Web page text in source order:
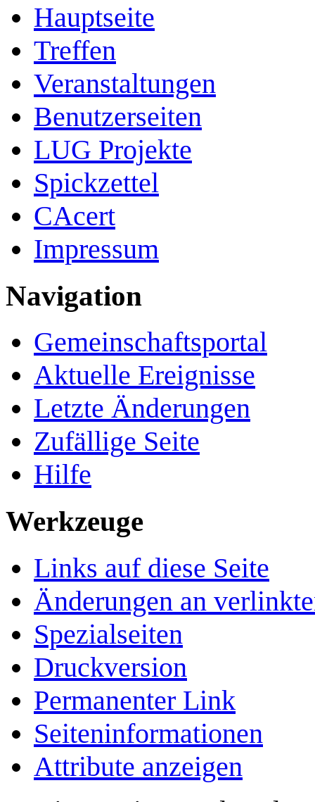
Hauptseite
Treffen
Veranstaltungen
Benutzerseiten
LUG Projekte
Spickzettel
CAcert
Impressum
Navigation
Gemeinschafts­portal
Aktuelle Ereignisse
Letzte Änderungen
Zufällige Seite
Hilfe
Werkzeuge
Links auf diese Seite
Änderungen an
Spezialseiten
Druckversion
Permanenter Link
Seiten­­informationen
Attribute anzeigen